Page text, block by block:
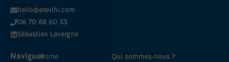
hello@aravihi.com
06 70 88 60 33
Sébastien Lavergne
NaviguerHome
Qui sommes-nous ?